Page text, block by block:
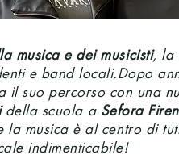
musica e dei musicisti, la
e band locali.Dopo
il suo percorso con una
della scuola a Sefora
la musica è al centro di
indimenticabile!